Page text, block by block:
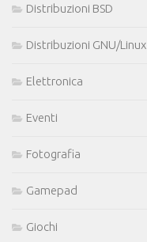
Distribuzioni BSD
Distribuzioni GNU/Linux
Elettronica
Eventi
Fotografia
Gamepad
Giochi